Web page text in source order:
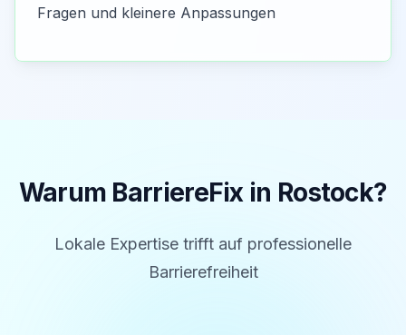
Fragen und kleinere Anpassungen
Warum BarriereFix in Rostock?
Lokale Expertise trifft auf professionelle
Barrierefreiheit